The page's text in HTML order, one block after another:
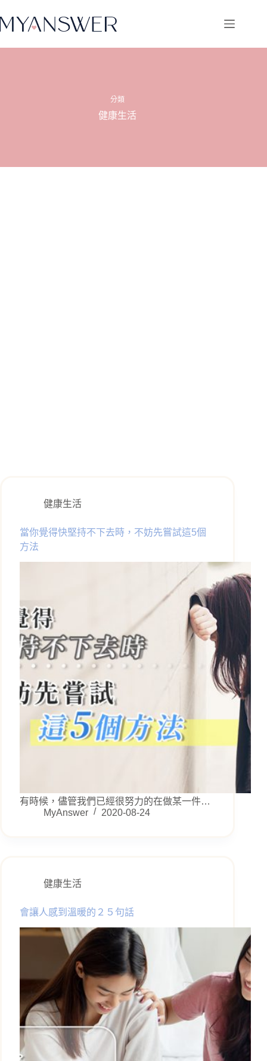
至
要
分類
健康生活
健康生活
當你覺得快堅持不下去時，不妨先嘗試這5個
方法
有時候，儘管我們已經很努力的在做某一件…
MyAnswer
2020-08-24
健康生活
會讓人感到溫暖的２５句話